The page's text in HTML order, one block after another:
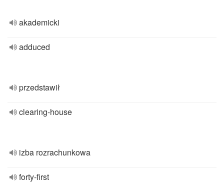
akademicki
adduced
przedstawił
clearing-house
izba rozrachunkowa
forty-first